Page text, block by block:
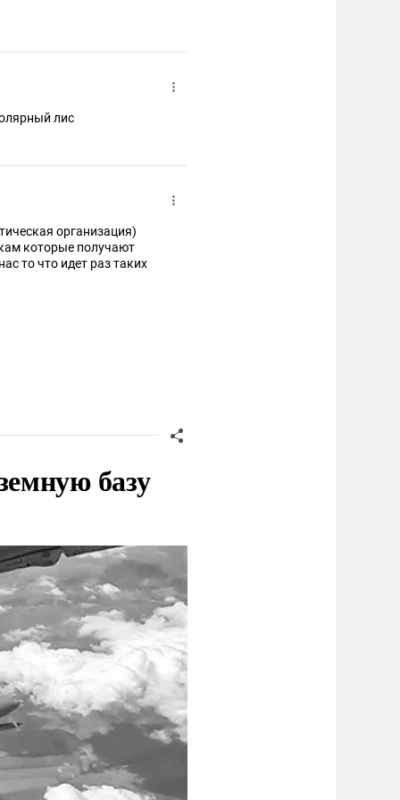
лис
организация)
которые получают
то что идет раз таких
базу